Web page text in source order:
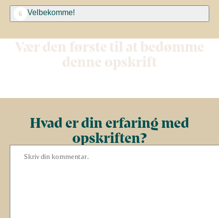
6 Velbekomme!
Vær den første til at bedømme
denne opskrift
Hvad er din erfaring med
opskriften?